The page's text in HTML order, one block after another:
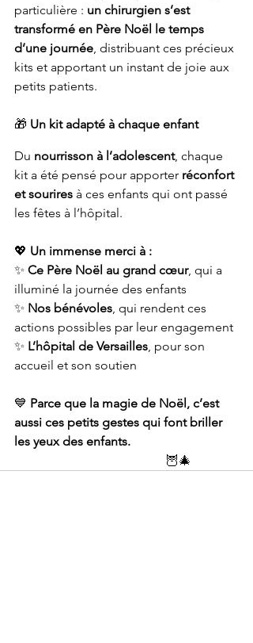
particulière : un chirurgien s’est
transformé en Père Noël le temps
d’une journée, distribuant ces précieux
kits et apportant un instant de joie aux
petits patients.
🎁 Un kit adapté à chaque enfant
Du nourrisson à l’adolescent, chaque
kit a été pensé pour apporter réconfort
et sourires à ces enfants qui ont passé
les fêtes à l’hôpital.
💖 Un immense merci à :
✨ Ce Père Noël au grand cœur, qui a
illuminé la journée des enfants
✨ Nos bénévoles, qui rendent ces
actions possibles par leur engagement
✨ L’hôpital de Versailles, pour son
accueil et son soutien
💙 Parce que la magie de Noël, c’est
aussi ces petits gestes qui font briller
les yeux des enfants.
                                                🦉🎄